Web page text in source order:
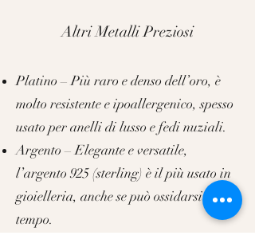
Altri Metalli Preziosi
Platino – Più raro e denso dell’oro, è
molto resistente e ipoallergenico, spesso
usato per anelli di lusso e fedi nuziali.
Argento – Elegante e versatile,
l’argento 925 (sterling) è il più usato in
gioielleria, anche se può ossidarsi nel
tempo.